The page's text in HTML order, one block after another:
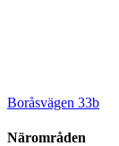
Boråsvägen 33b
Närområden